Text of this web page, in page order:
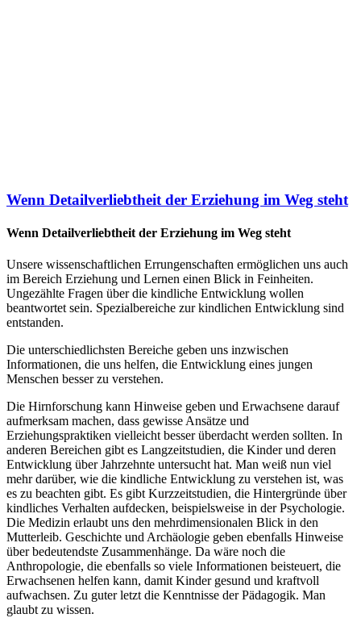
Wenn Detailverliebtheit der Erziehung im Weg steht
Wenn Detailverliebtheit der Erziehung im Weg steht
Unsere wissenschaftlichen Errungenschaften ermöglichen uns auch
im Bereich Erziehung und Lernen einen Blick in Feinheiten.
Ungezählte Fragen über die kindliche Entwicklung wollen
beantwortet sein. Spezialbereiche zur kindlichen Entwicklung sind
entstanden.
Die unterschiedlichsten Bereiche geben uns inzwischen
Informationen, die uns helfen, die Entwicklung eines jungen
Menschen besser zu verstehen.
Die Hirnforschung kann Hinweise geben und Erwachsene darauf
aufmerksam machen, dass gewisse Ansätze und
Erziehungspraktiken vielleicht besser überdacht werden sollten. In
anderen Bereichen gibt es Langzeitstudien, die Kinder und deren
Entwicklung über Jahrzehnte untersucht hat. Man weiß nun viel
mehr darüber, wie die kindliche Entwicklung zu verstehen ist, was
es zu beachten gibt. Es gibt Kurzzeitstudien, die Hintergründe über
kindliches Verhalten aufdecken, beispielsweise in der Psychologie.
Die Medizin erlaubt uns den mehrdimensionalen Blick in den
Mutterleib. Geschichte und Archäologie geben ebenfalls Hinweise
über bedeutendste Zusammenhänge. Da wäre noch die
Anthropologie, die ebenfalls so viele Informationen beisteuert, die
Erwachsenen helfen kann, damit Kinder gesund und kraftvoll
aufwachsen. Zu guter letzt die Kenntnisse der Pädagogik. Man
glaubt zu wissen.